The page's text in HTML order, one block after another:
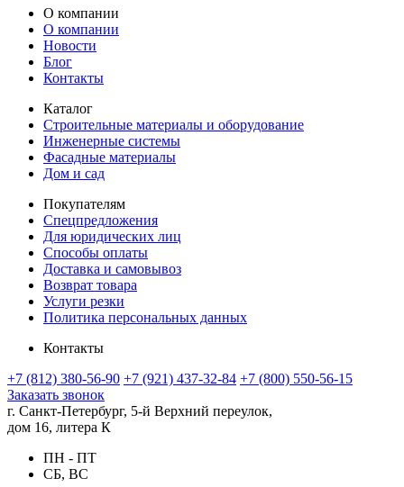
О компании
О компании
Новости
Блог
Контакты
Каталог
Строительные материалы и оборудование
Инженерные системы
Фасадные материалы
Дом и сад
Покупателям
Спецпредложения
Для юридических лиц
Способы оплаты
Доставка и самовывоз
Возврат товара
Услуги резки
Политика персональных данных
Контакты
+7 (812) 380-56-90 +7 (921) 437-32-84 +7 (800) 550-56-15
Заказать звонок
г. Санкт-Петербург, 5-й Верхний переулок,
дом 16, литера К
ПН - ПТ
СБ, ВС